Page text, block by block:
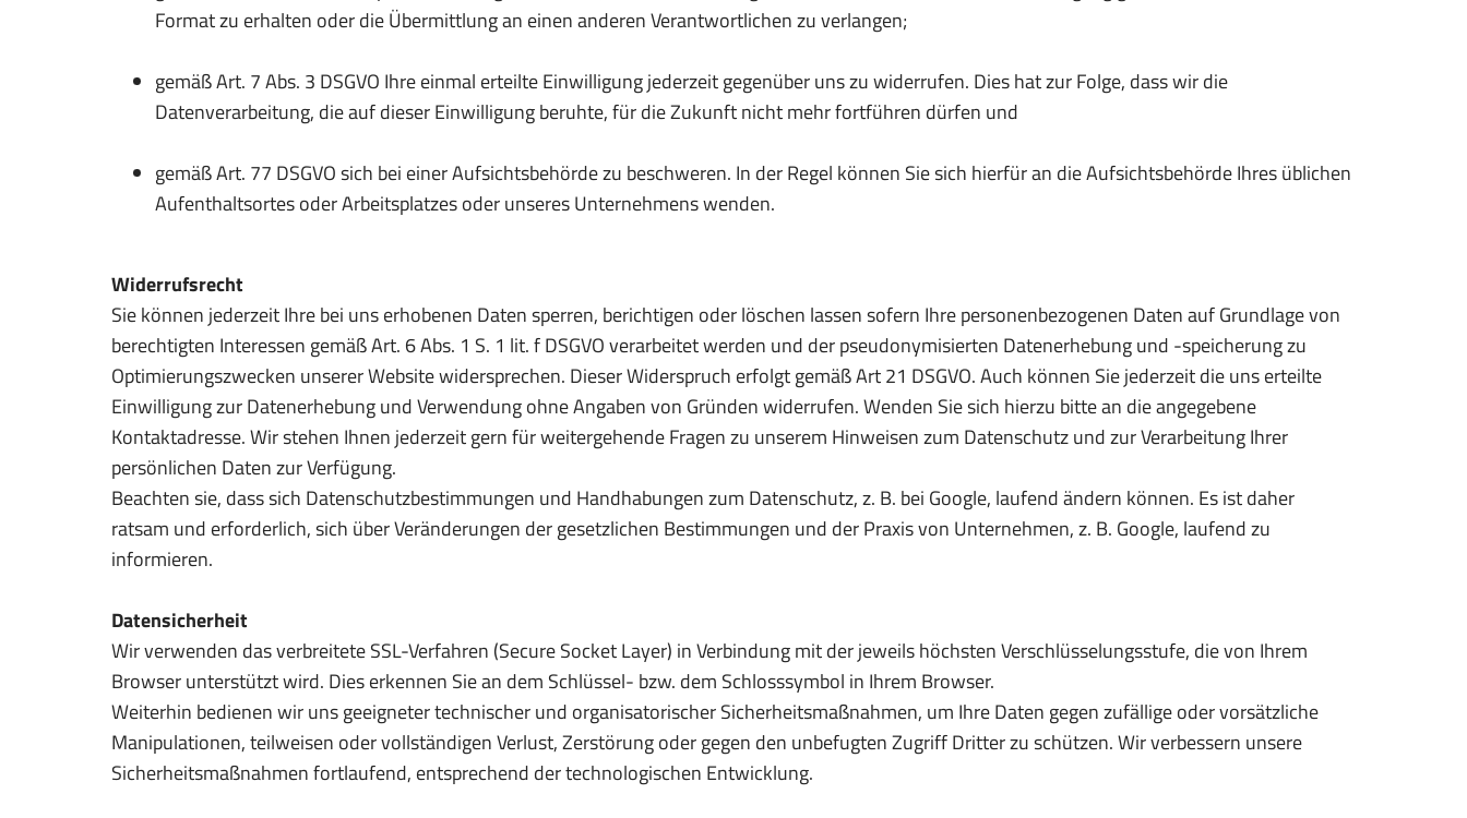
Format zu erhalten oder die Übermittlung an einen anderen Verantwortlichen zu verlangen;
gemäß Art. 7 Abs. 3 DSGVO Ihre einmal erteilte Einwilligung jederzeit gegenüber uns zu widerrufen. Dies hat zur Folge, dass wir die
Datenverarbeitung, die auf dieser Einwilligung beruhte, für die Zukunft nicht mehr fortführen dürfen und
gemäß Art. 77 DSGVO sich bei einer Aufsichtsbehörde zu beschweren. In der Regel können Sie sich hierfür an die Aufsichtsbehörde Ihres üblichen
Aufenthaltsortes oder Arbeitsplatzes oder unseres Unternehmens wenden.
Widerrufsrecht
Sie können jederzeit Ihre bei uns erhobenen Daten sperren, berichtigen oder löschen lassen sofern Ihre personenbezogenen Daten auf Grundlage von
berechtigten Interessen gemäß Art. 6 Abs. 1 S. 1 lit. f DSGVO verarbeitet werden und der pseudonymisierten Datenerhebung und -speicherung zu
Optimierungszwecken unserer Website widersprechen. Dieser Widerspruch erfolgt gemäß Art 21 DSGVO. Auch können Sie jederzeit die uns erteilte
Einwilligung zur Datenerhebung und Verwendung ohne Angaben von Gründen widerrufen. Wenden Sie sich hierzu bitte an die angegebene
Kontaktadresse. Wir stehen Ihnen jederzeit gern für weitergehende Fragen zu unserem Hinweisen zum Datenschutz und zur Verarbeitung Ihrer
persönlichen Daten zur Verfügung.
Beachten sie, dass sich Datenschutzbestimmungen und Handhabungen zum Datenschutz, z. B. bei Google, laufend ändern können. Es ist daher
ratsam und erforderlich, sich über Veränderungen der gesetzlichen Bestimmungen und der Praxis von Unternehmen, z. B. Google, laufend zu
informieren.
Datensicherheit
Wir verwenden das verbreitete SSL-Verfahren (Secure Socket Layer) in Verbindung mit der jeweils höchsten Verschlüsselungsstufe, die von Ihrem
Browser unterstützt wird. Dies erkennen Sie an dem Schlüssel- bzw. dem Schlosssymbol in Ihrem Browser.
Weiterhin bedienen wir uns geeigneter technischer und organisatorischer Sicherheitsmaßnahmen, um Ihre Daten gegen zufällige oder vorsätzliche
Manipulationen, teilweisen oder vollständigen Verlust, Zerstörung oder gegen den unbefugten Zugriff Dritter zu schützen. Wir verbessern unsere
Sicherheitsmaßnahmen fortlaufend, entsprechend der technologischen Entwicklung.